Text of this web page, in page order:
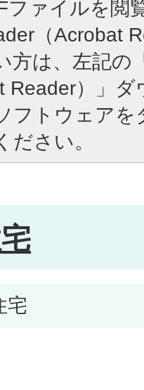
ファイルを閲
（Acrobat
方は、左記の
Reader）」
フトウェア
ださい。
宅